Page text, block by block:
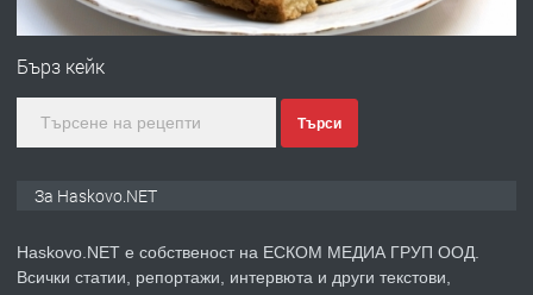
ПРЕДЛАГА
№4120 Магазин/Офис под наем в кв.
преди 3 дни
Бърз кейк
Търси
За Haskovo.NET
Haskovo.NET е собственост на ЕСКОМ МЕДИА ГРУП ООД.
Всички статии, репортажи, интервюта и други текстови,